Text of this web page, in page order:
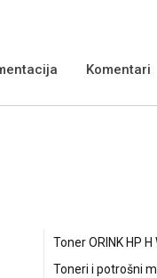
Komentari
Toner ORINK HP
Toneri i potrošni